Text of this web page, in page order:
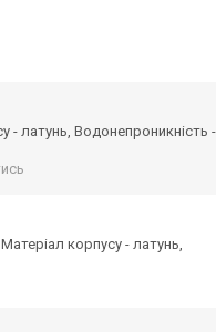
- латунь, Водонепроникність
корпусу - латунь,